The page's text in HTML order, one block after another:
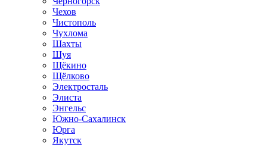
Чехов
Чистополь
Чухлома
Шахты
Шуя
Щёкино
Щёлково
Электросталь
Элиста
Энгельс
Южно-Сахалинск
Юрга
Якутск